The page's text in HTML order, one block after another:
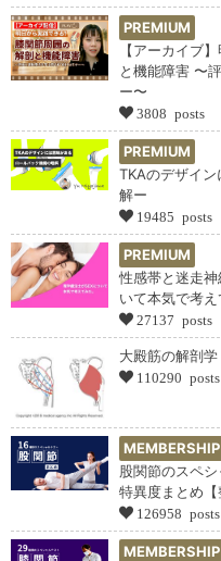
PREMIUM
【アーカイブ
と機能障害 〜
ー〜
3808 posts
PREMIUM
TKAのデザイ
解ー
19485 posts
PREMIUM
性感帯と迷走
いて本気で考え
27137 posts
大殿筋の解剖
110290 posts
MEMBERSHIP
股関節のスペ
特異度まとめ【
126958 posts
MEMBERSHIP